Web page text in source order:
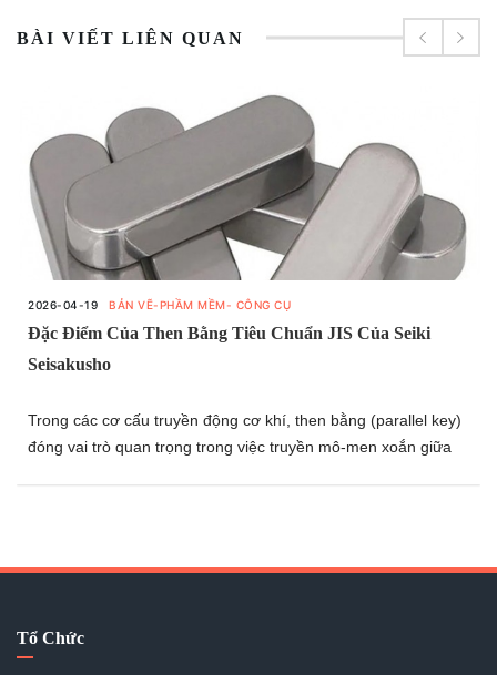
BÀI VIẾT LIÊN QUAN
2026-04-19 BẢN VẼ-PHẦM MỀM- CÔNG CỤ
Đặc Điểm Của Then Bằng Tiêu Chuẩn JIS Của Seiki
Seisakusho
Trong các cơ cấu truyền động cơ khí, then bằng (parallel key)
đóng vai trò quan trọng trong việc truyền mô-men xoắn giữa
Tổ Chức